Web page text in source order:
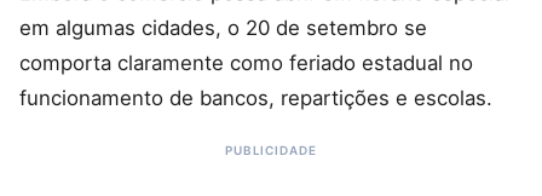
em algumas cidades, o 20 de setembro se
comporta claramente como feriado estadual no
funcionamento de bancos, repartições e escolas.